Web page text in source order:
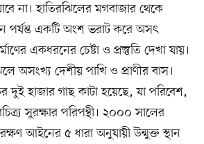
না। হাতিরঝিলের মগবাজার থেকে
পর্যন্ত একটি অংশ ভরাট করে অসৎ
একধরনের চেষ্টা ও প্রস্তুতি দেখা যায়।
অসংখ্য দেশীয় পাখি ও প্রাণীর বাস।
দুই হাজার গাছ কাটা হয়েছে, যা পরিবেশ,
সুরক্ষার পরিপন্থী। ২০০০ সালের
আইনের ৫ ধারা অনুযায়ী উন্মুক্ত স্থান